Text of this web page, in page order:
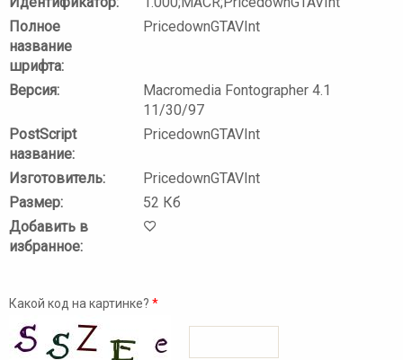
Полное
название
шрифта:
PricedownGTAVInt
Версия:
Macromedia Fontographer 4.1
11/30/97
PostScript
название:
PricedownGTAVInt
Изготовитель:
PricedownGTAVInt
Размер:
52 Кб
Добавить в
избранное:
Какой код на картинке? *